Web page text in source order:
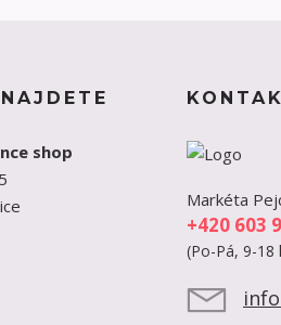
shop
Markéta
+420 603
(Po-Pá, 9-18